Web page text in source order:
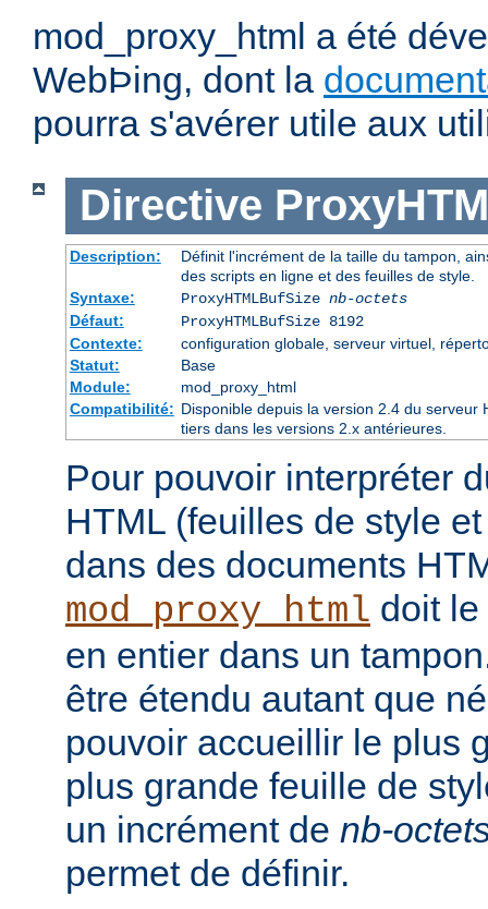
mod_proxy_html a été
WebÞing, dont la
pourra s'avérer utile aux
Directive
Description:
Définit l'incrément de la taille du tampon,
des scripts en ligne et des feuilles de style.
Syntaxe:
ProxyHTMLBufSize nb-octets
Défaut:
ProxyHTMLBufSize 8192
Contexte:
configuration globale, serveur virtuel,
Statut:
Base
Module:
mod_proxy_html
Compatibilité: Disponible depuis la version 2.4 du serveur
tiers dans les versions 2.x antérieures.
Pour pouvoir interpréter
HTML (feuilles de style
dans des documents
mod_proxy_html doit
en entier dans un
être étendu autant que
pouvoir accueillir le plus
plus grande feuille de
un incrément de nb-
permet de définir.